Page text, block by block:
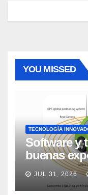
YOU MISSED
TECNOLOGÍA
Software y
buenas
los
Market
JUL 31, 2026